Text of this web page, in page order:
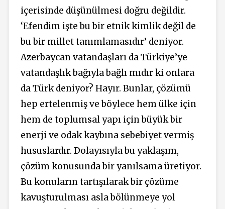
içerisinde düşünülmesi doğru değildir.
‘Efendim işte bu bir etnik kimlik değil de
bu bir millet tanımlamasıdır’ deniyor.
Azerbaycan vatandaşları da Türkiye’ye
vatandaşlık bağıyla bağlı mıdır ki onlara
da Türk deniyor? Hayır. Bunlar, çözümü
hep ertelenmiş ve böylece hem ülke için
hem de toplumsal yapı için büyük bir
enerji ve odak kaybına sebebiyet vermiş
hususlardır. Dolayısıyla bu yaklaşım,
çözüm konusunda bir yanılsama üretiyor.
Bu konuların tartışılarak bir çözüme
kavuşturulması asla bölünmeye yol